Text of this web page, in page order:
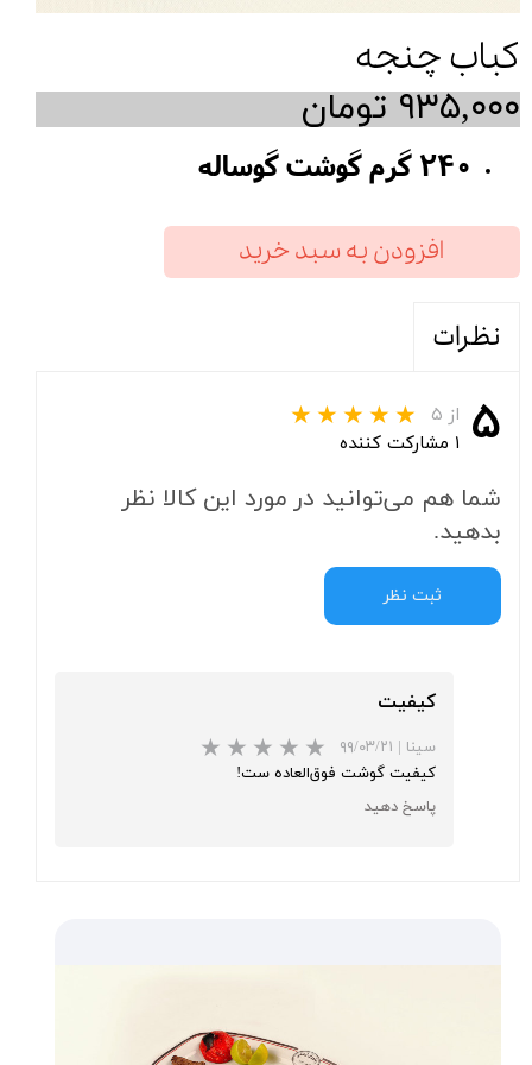
کباب چنجه
۹۳۵,۰۰۰ تومان
240 گرم گوشت گوساله
افزودن به سبد خرید
نظرات
۵ از ۵
★
۱ مشارکت کننده
شما هم می‌توانید در مورد این کالا نظر
بدهید.
ثبت نظر
کیفیت
سینا ۹۹/۰۳/۲۱
کیفیت گوشت فوق‌العاده ست!
پاسخ دهید